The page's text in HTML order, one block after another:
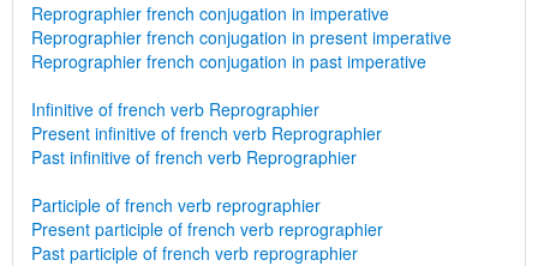
Reprographier french conjugation in imperative
Reprographier french conjugation in present imperative
Reprographier french conjugation in past imperative
Infinitive of french verb Reprographier
Present infinitive of french verb Reprographier
Past infinitive of french verb Reprographier
Participle of french verb reprographier
Present participle of french verb reprographier
Past participle of french verb reprographier